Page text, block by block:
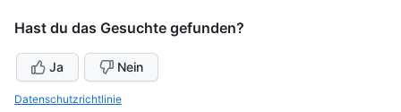
Hast du das Gesuchte gefunden?
Ja Nein
Datenschutzrichtlinie